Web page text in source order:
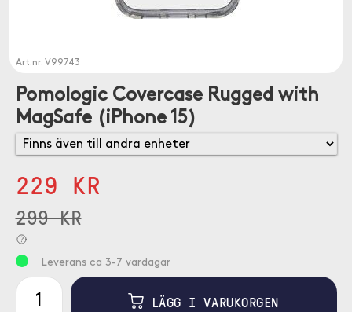
Art.nr. V99743
Pomologic Covercase Rugged with
MagSafe (iPhone 15)
229 KR
299 KR
Leverans ca 3-7 vardagar
LÄGG I VARUKORGEN